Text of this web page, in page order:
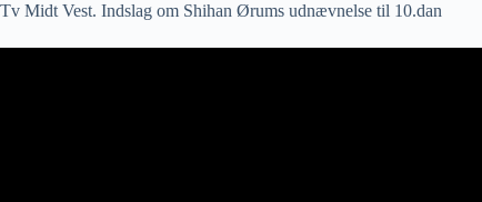
Tv Midt Vest. Indslag om Shihan Ørums udnævnelse til 10.dan